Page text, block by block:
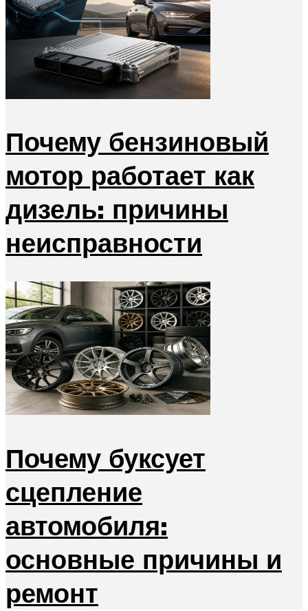
Почему бензиновый
мотор работает как
дизель: причины
неисправности
Почему буксует
сцепление
автомобиля:
основные причины и
ремонт